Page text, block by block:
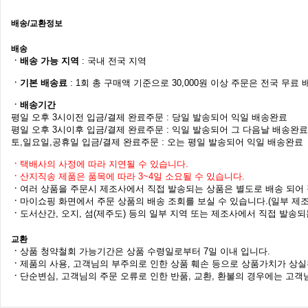
배송/교환정보
배송
ㆍ배송 가능 지역 : 국내 전국 지역
ㆍ기본 배송료 : 1회 총 구매액 기준으로 30,000원 이상 주문은 전국 무료
ㆍ배송기간
평일 오후 3시이전 입금/결제 완료주문 : 당일 발송되어 익일 배송완료
평일 오후 3시이후 입금/결제 완료주문 : 익일 발송되어 그 다음날 배송완료
토,일요일,공휴일 입금/결제 완료주문 : 오는 평일 발송되어 익일 배송완료
ㆍ 택배사의 사정에 따라 지연될 수 있습니다.
ㆍ 산지직송 제품은 품목에 따라 3~4일 소요될 수 있습니다.
ㆍ 여러 상품을 주문시 제조사에서 직접 발송되는 상품은 별도로 배송 되어
ㆍ 마이쇼핑 화면에서 주문 상품의 배송 조회를 보실 수 있습니다.(일부 제
ㆍ 도서산간, 오지, 섬(제주도) 등의 일부 지역 또는 제조사에서 직접 발송
교환
ㆍ 상품 청약철회 가능기간은 상품 수령일로부터 7일 이내 입니다.
ㆍ 제품의 사용, 고객님의 부주의로 인한 상품 훼손 등으로 상품가치가 상
ㆍ 단순변심, 고객님의 주문 오류로 인한 반품, 교환, 환불의 경우에는 고